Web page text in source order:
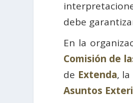
debe
En la
Comisión de
de Extenda,
Asuntos